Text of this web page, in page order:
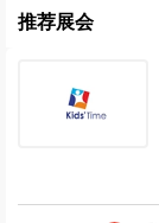
推荐展会